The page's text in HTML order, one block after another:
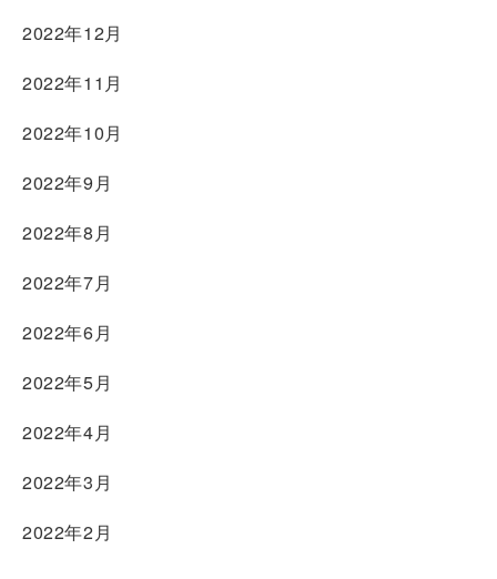
2022年12月
2022年11月
2022年10月
2022年9月
2022年8月
2022年7月
2022年6月
2022年5月
2022年4月
2022年3月
2022年2月